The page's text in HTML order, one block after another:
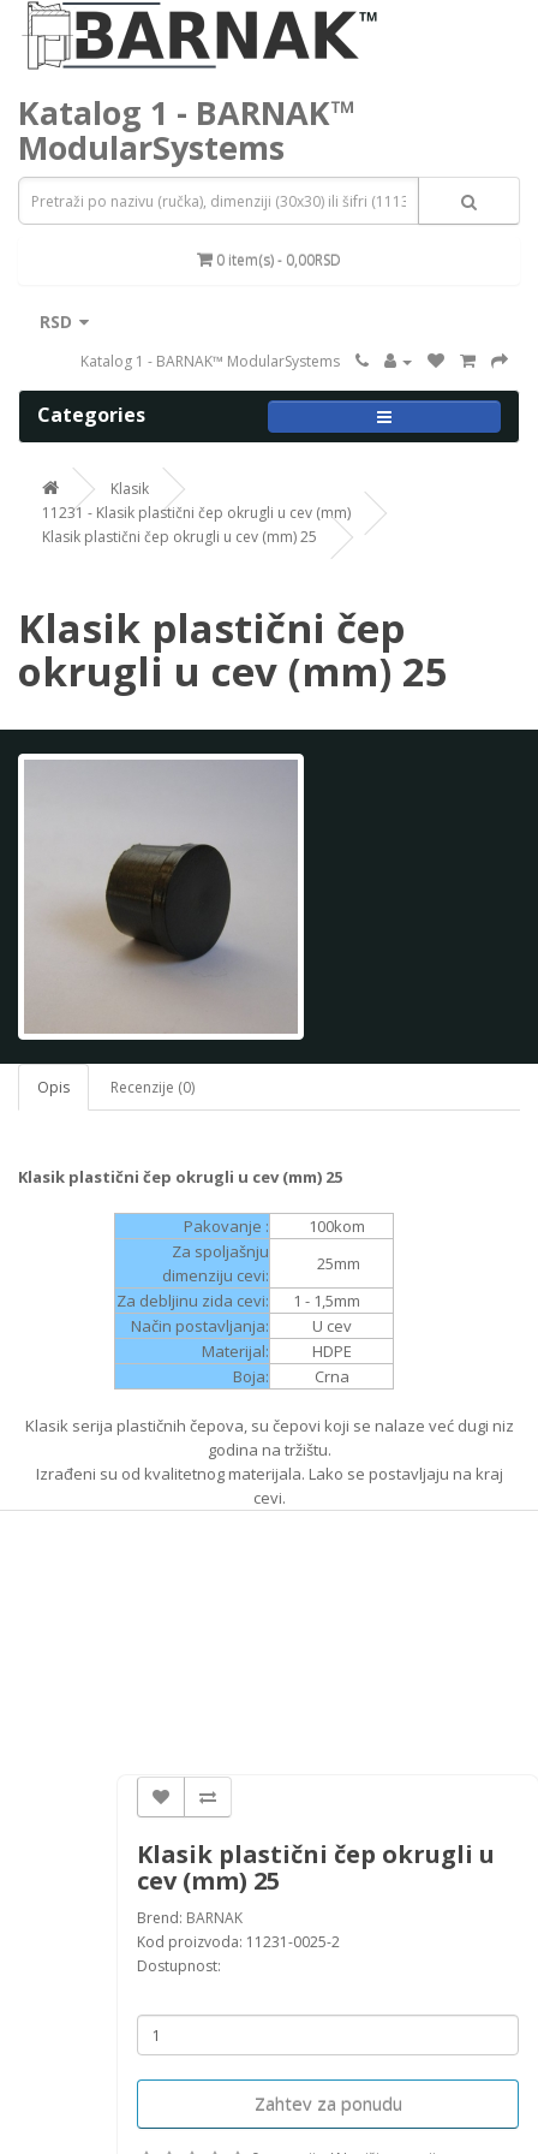
Katalog 1 - BARNAK™
ModularSystems
0 item(s) - 0,00RSD
RSD
Katalog 1 - BARNAK™ ModularSystems
Categories
Klasik
11231 - Klasik plastični čep okrugli u cev (mm)
Klasik plastični čep okrugli u cev (mm) 25
Klasik plastični čep
okrugli u cev (mm) 25
Opis Recenzije (0)
Klasik plastični čep okrugli u cev (mm) 25
Pakovanje : 100kom
Za spoljašnju
dimenziju cevi:
25mm
Za debljinu zida cevi:
1 - 1,5mm
Način postavljanja:
U cev
Materijal:
HDPE
Boja:
Crna
Klasik serija plastičnih čepova, su čepovi koji se nalaze već dugi niz
godina na tržištu.
Izrađeni su od kvalitetnog materijala. Lako se postavljaju na kraj
cevi.
Klasik plastični čep okrugli u
cev (mm) 25
Brend: BARNAK
Kod proizvoda: 11231-0025-2
Dostupnost:
Zahtev za ponudu